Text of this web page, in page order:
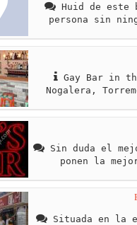
Huid de este
persona sin
Gay Bar in
Nogalera,
Sin duda el
ponen la
Situada en la